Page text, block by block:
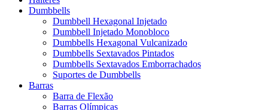
Dumbbells
Dumbbell Hexagonal Injetado
Dumbbell Injetado Monobloco
Dumbbells Hexagonal Vulcanizado
Dumbbells Sextavados Pintados
Dumbbells Sextavados Emborrachados
Suportes de Dumbbells
Barras
Barra de Flexão
Barras Olímpicas